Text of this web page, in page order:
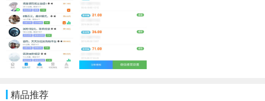
精品推荐